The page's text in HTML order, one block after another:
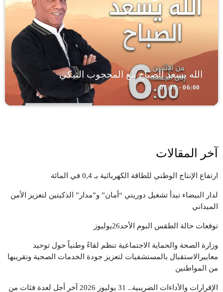
الله يسعد الصباح مع المحجوب التيكي
06:00 - 07:00
آخر المقالات
ارتفاع الإنتاج الوطني للطاقة الكهربائية بـ 0,4 في المائة
لدار البيضاء تبدأ تشغيل دوريتي “أمان” و”مدار” الذكيتين لتعزيز الأمن
الميداني
توقعات حالة الطقس البوم الأحد26يوليوز
وزارة الصحة والحماية الاجتماعية تنظم لقاءً وطنياً حول توحيد
معاييرالاستقبال بالمستشفيات لتعزيز جودة الخدمات الصحية وتقريبها
من المواطنين
الإقرارات والأداءات الضريبية.. 31 يوليوز 2026 آخر أجل لعدة فئات من